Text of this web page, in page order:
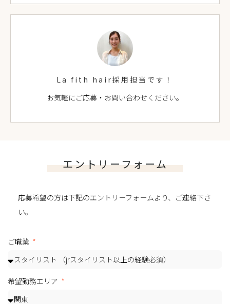
La fith hair採用担当です！
お気軽にご応募・お問い合わせください。
エントリーフォーム
応募希望の方は下記のエントリーフォームより、ご連絡下さ
い。
ご職業
希望勤務エリア